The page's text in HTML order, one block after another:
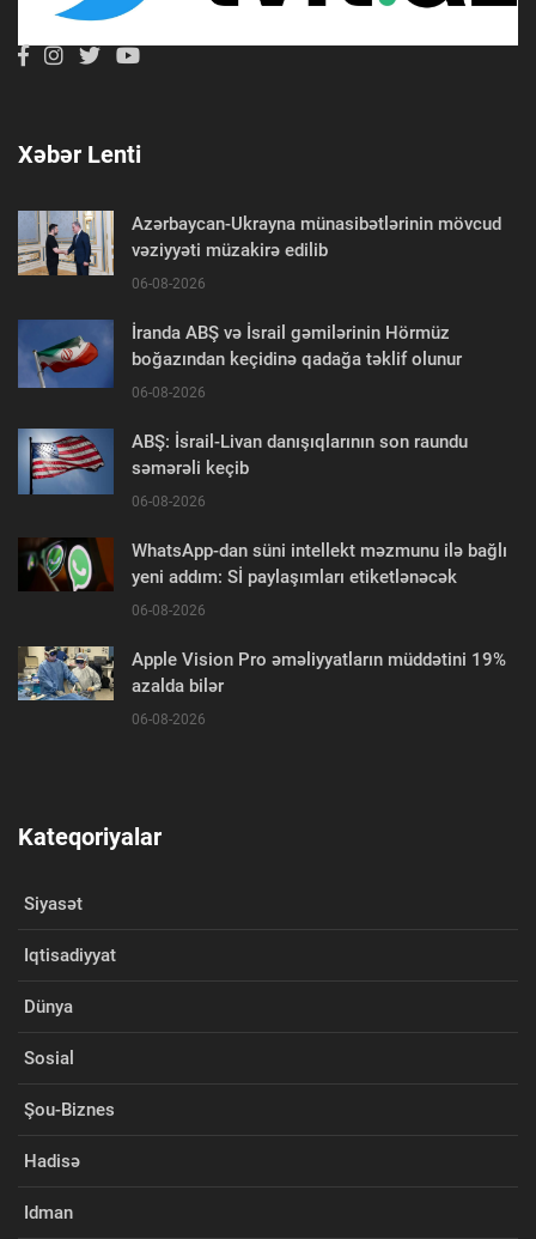
Xəbər Lenti
Azərbaycan-Ukrayna münasibətlərinin mövcud
vəziyyəti müzakirə edilib
06-08-2026
İranda ABŞ və İsrail gəmilərinin Hörmüz
boğazından keçidinə qadağa təklif olunur
06-08-2026
ABŞ: İsrail-Livan danışıqlarının son raundu
səmərəli keçib
06-08-2026
WhatsApp-dan süni intellekt məzmunu ilə bağlı
yeni addım: Sİ paylaşımları etiketlənəcək
06-08-2026
Apple Vision Pro əməliyyatların müddətini 19%
azalda bilər
06-08-2026
Kateqoriyalar
Siyasət
Iqtisadiyyat
Dünya
Sosial
Şou-Biznes
Hadisə
Idman